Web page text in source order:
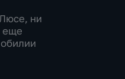
ни
еще